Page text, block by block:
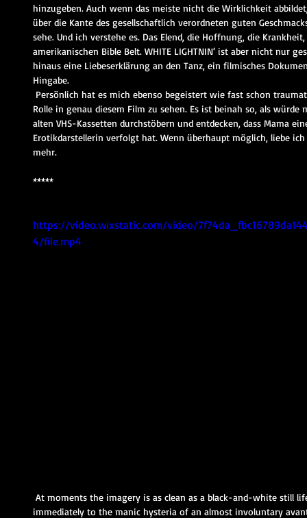
hinzugeben. Auch wenn das meiste nicht die Wirklichkeit
über die Kante des gesellschaftlich verordneten guten
sehe. Und ich verstehe es. Das Elend, die Hoffnung, die
amerikanischen Bible Belt. WHITE LIGHTNIN‘ ist aber nicht nur
hinaus eine Liebeserklärung an den Tanz, ein filmisches
Hingabe.
Rolle in genau diesem Film zu sehen. Es ist beinah so, als
alten VHS-Kassetten durchstöbern und entdecken, dass Mama
Erotikdarstellerin verfolgt hat. Wenn überhaupt möglich, liebe
mehr.
*****
https://video.wixstatic.com/video/
4/file.mp4
immediately to the manic hysteria of an almost involuntary